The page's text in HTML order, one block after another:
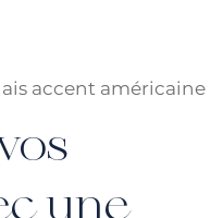
accent américaine